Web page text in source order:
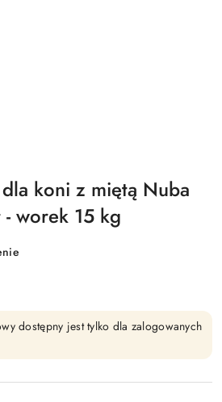
koni z miętą Nuba
worek 15 kg
dostępny jest tylko dla zalogowanych